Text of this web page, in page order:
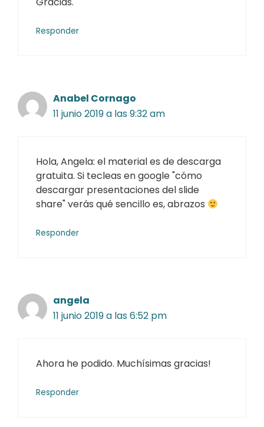
Responder
Anabel Cornago
11 junio 2019 a las 9:32 am
Hola, Angela: el material es de descarga
gratuita. Si tecleas en google "cómo
descargar presentaciones del slide
share" verás qué sencillo es, abrazos
Responder
angela
11 junio 2019 a las 6:52 pm
Ahora he podido. Muchísimas gracias!
Responder